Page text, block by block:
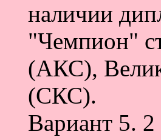
наличии
"Чемпион"
(АКС),
(СКС).
Вариант 5.